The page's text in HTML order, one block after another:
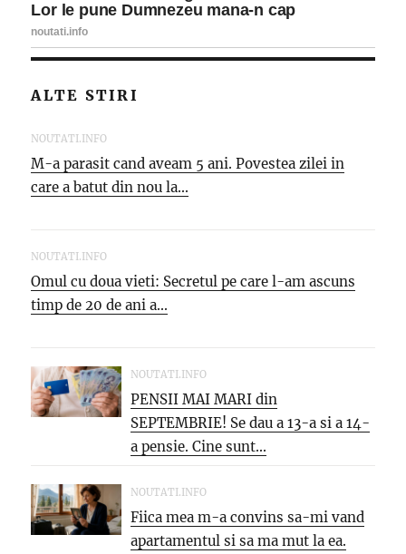
ALTE STIRI
NOUTATI.INFO
M-a parasit cand aveam 5 ani. Povestea zilei in
care a batut din nou la...
NOUTATI.INFO
Omul cu doua vieti: Secretul pe care l-am ascuns
timp de 20 de ani a...
NOUTATI.INFO
PENSII MAI MARI din
SEPTEMBRIE! Se dau a 13-a si a 14-
a pensie. Cine sunt...
NOUTATI.INFO
Fiica mea m-a convins sa-mi vand
apartamentul si sa ma mut la ea.